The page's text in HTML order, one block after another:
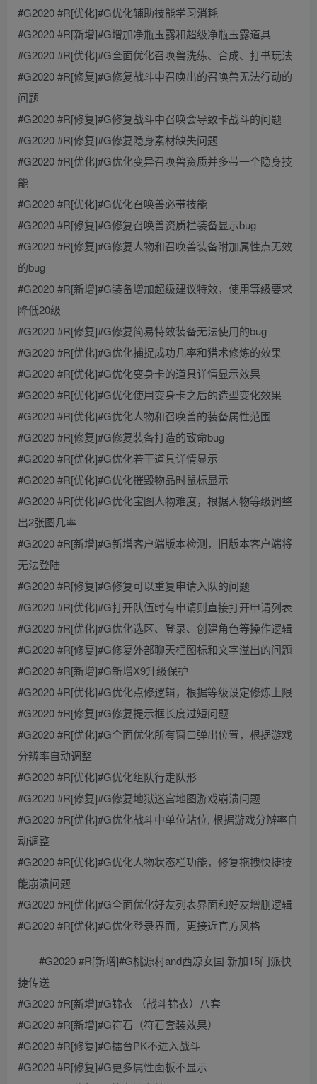
#G2020 #R[优化]#G优化辅助技能学习消耗
#G2020 #R[新增]#G增加净瓶玉露和超级净瓶玉露道具
#G2020 #R[优化]#G全面优化召唤兽洗练、合成、打书玩法
#G2020 #R[修复]#G修复战斗中召唤出的召唤兽无法行动的
问题
#G2020 #R[修复]#G修复战斗中召唤会导致卡战斗的问题
#G2020 #R[修复]#G修复隐身素材缺失问题
#G2020 #R[优化]#G优化变异召唤兽资质并多带一个隐身技
能
#G2020 #R[优化]#G优化召唤兽必带技能
#G2020 #R[修复]#G修复召唤兽资质栏装备显示bug
#G2020 #R[修复]#G修复人物和召唤兽装备附加属性点无效
的bug
#G2020 #R[新增]#G装备增加超级建议特效，使用等级要求
降低20级
#G2020 #R[修复]#G修复简易特效装备无法使用的bug
#G2020 #R[优化]#G优化捕捉成功几率和猎术修炼的效果
#G2020 #R[优化]#G优化变身卡的道具详情显示效果
#G2020 #R[优化]#G优化使用变身卡之后的造型变化效果
#G2020 #R[优化]#G优化人物和召唤兽的装备属性范围
#G2020 #R[修复]#G修复装备打造的致命bug
#G2020 #R[优化]#G优化若干道具详情显示
#G2020 #R[优化]#G优化摧毁物品时鼠标显示
#G2020 #R[优化]#G优化宝图人物难度，根据人物等级调整
出2张图几率
#G2020 #R[新增]#G新增客户端版本检测，旧版本客户端将
无法登陆
#G2020 #R[修复]#G修复可以重复申请入队的问题
#G2020 #R[优化]#G打开队伍时有申请则直接打开申请列表
#G2020 #R[优化]#G优化选区、登录、创建角色等操作逻辑
#G2020 #R[修复]#G修复外部聊天框图标和文字溢出的问题
#G2020 #R[新增]#G新增X9升级保护
#G2020 #R[优化]#G优化点修逻辑，根据等级设定修炼上限
#G2020 #R[修复]#G修复提示框长度过短问题
#G2020 #R[优化]#G全面优化所有窗口弹出位置，根据游戏
分辨率自动调整
#G2020 #R[优化]#G优化组队行走队形
#G2020 #R[修复]#G修复地狱迷宫地图游戏崩溃问题
#G2020 #R[优化]#G优化战斗中单位站位, 根据游戏分辨率自
动调整
#G2020 #R[优化]#G优化人物状态栏功能，修复拖拽快捷技
能崩溃问题
#G2020 #R[优化]#G全面优化好友列表界面和好友增删逻辑
#G2020 #R[优化]#G优化登录界面，更接近官方风格
#G2020 #R[新增]#G桃源村and西凉女国 新加15门派快
捷传送
#G2020 #R[新增]#G锦衣 （战斗锦衣）八套
#G2020 #R[新增]#G符石（符石套装效果）
#G2020 #R[修复]#G擂台PK不进入战斗
#G2020 #R[修复]#G更多属性面板不显示